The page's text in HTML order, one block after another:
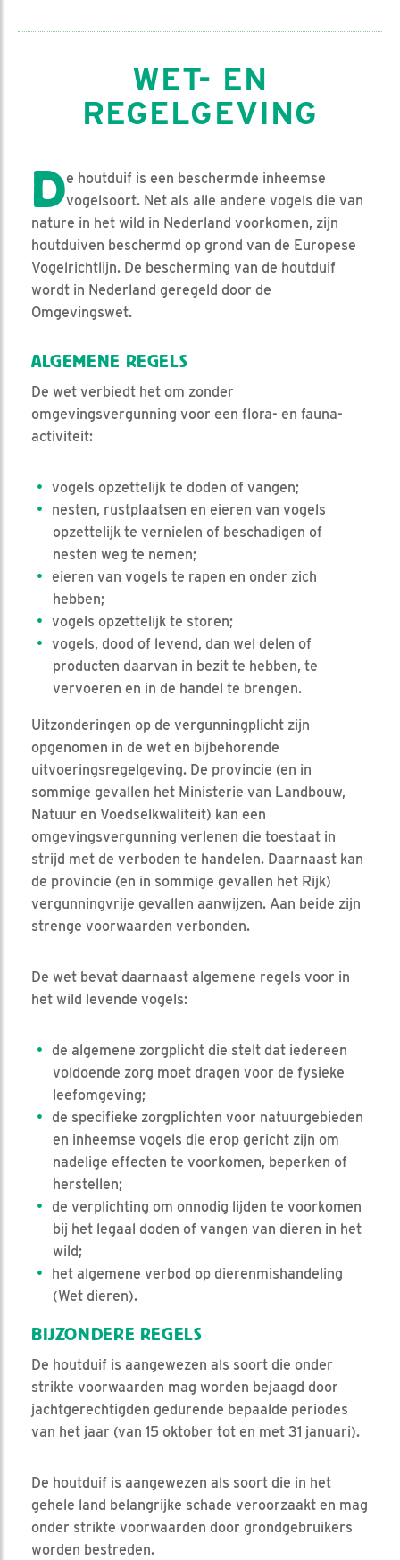
WET- EN
REGELGEVING
De houtduif is een beschermde inheemse
vogelsoort. Net als alle andere vogels die van
nature in het wild in Nederland voorkomen, zijn
houtduiven beschermd op grond van de Europese
Vogelrichtlijn. De bescherming van de houtduif
wordt in Nederland geregeld door de
Omgevingswet.
ALGEMENE REGELS
De wet verbiedt het om zonder
omgevingsvergunning voor een flora- en fauna-
activiteit:
vogels opzettelijk te doden of vangen;
nesten, rustplaatsen en eieren van vogels
opzettelijk te vernielen of beschadigen of
nesten weg te nemen;
eieren van vogels te rapen en onder zich
hebben;
vogels opzettelijk te storen;
vogels, dood of levend, dan wel delen of
producten daarvan in bezit te hebben, te
vervoeren en in de handel te brengen.
Uitzonderingen op de vergunningplicht zijn
opgenomen in de wet en bijbehorende
uitvoeringsregelgeving. De provincie (en in
sommige gevallen het Ministerie van Landbouw,
Natuur en Voedselkwaliteit) kan een
omgevingsvergunning verlenen die toestaat in
strijd met de verboden te handelen. Daarnaast kan
de provincie (en in sommige gevallen het Rijk)
vergunningvrije gevallen aanwijzen. Aan beide zijn
strenge voorwaarden verbonden.
De wet bevat daarnaast algemene regels voor in
het wild levende vogels:
de algemene zorgplicht die stelt dat iedereen
voldoende zorg moet dragen voor de fysieke
leefomgeving;
de specifieke zorgplichten voor natuurgebieden
en inheemse vogels die erop gericht zijn om
nadelige effecten te voorkomen, beperken of
herstellen;
de verplichting om onnodig lijden te voorkomen
bij het legaal doden of vangen van dieren in het
wild;
het algemene verbod op dierenmishandeling
(Wet dieren).
BIJZONDERE REGELS
De houtduif is aangewezen als soort die onder
strikte voorwaarden mag worden bejaagd door
jachtgerechtigden gedurende bepaalde periodes
van het jaar (van 15 oktober tot en met 31 januari).
De houtduif is aangewezen als soort die in het
gehele land belangrijke schade veroorzaakt en mag
onder strikte voorwaarden door grondgebruikers
worden bestreden.